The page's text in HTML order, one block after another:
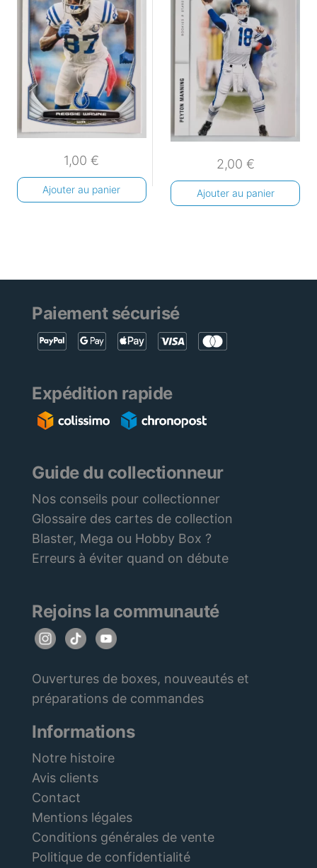
1,00€
Ajouter au panier
2,00 €
Ajouter au panier
Paiement sécurisé
Expédition rapide
Guide du collectionneur
Nos conseils pour collectionner
Glossaire des cartes de collection
Blaster, Mega ou Hobby Box ?
Erreurs à éviter quand on débute
Rejoins la communauté
Ouvertures de boxes, nouveautés et
préparations de commandes
Informations
Notre histoire
Avis clients
Contact
Mentions légales
Conditions générales de vente
Politique de confidentialité